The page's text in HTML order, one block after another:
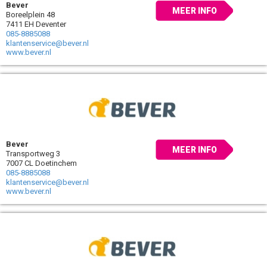
Bever
Boreelplein 48
7411 EH Deventer
085-8885088
klantenservice@bever.nl
www.bever.nl
MEER INFO
Bever
Transportweg 3
7007 CL Doetinchem
085-8885088
klantenservice@bever.nl
www.bever.nl
MEER INFO